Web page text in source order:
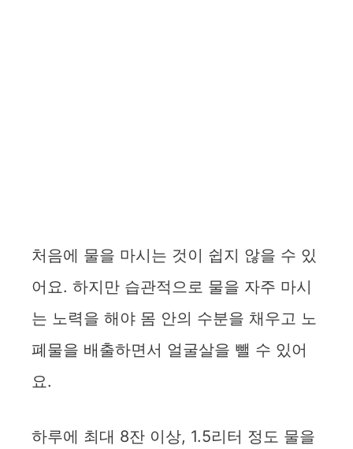
처음에 물을 마시는 것이 쉽지 않을 수 있
어요. 하지만 습관적으로 물을 자주 마시
는 노력을 해야 몸 안의 수분을 채우고 노
폐물을 배출하면서 얼굴살을 뺄 수 있어
요.
하루에 최대 8잔 이상, 1.5리터 정도 물을